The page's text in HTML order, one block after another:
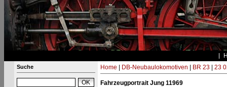
Suche Home DB-Neubaulokomotiven BR 23| 23
Fahrzeugportrait Jung 11969